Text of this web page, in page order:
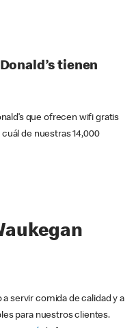
tienen
que ofrecen wifi gratis
de nuestras 14,000
a servir comida de calidad y a
para nuestros clientes.